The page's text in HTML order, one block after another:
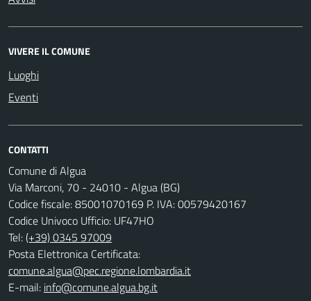
VIVERE IL COMUNE
Luoghi
Eventi
CONTATTI
Comune di Algua
Via Marconi, 70 - 24010 - Algua (BG)
Codice fiscale: 85001070169 P. IVA: 00579420167
Codice Univoco Ufficio: UF47HO
Tel:(+39) 0345 97009
Posta Elettronica Certificata:
comune.algua@pec.regione.lombardia.it
E-mail: info@comune.algua.bg.it